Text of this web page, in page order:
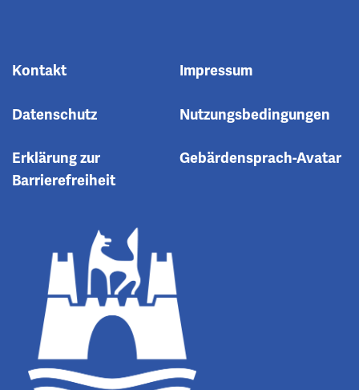
Kontakt Impressum
Datenschutz Nutzungsbedingungen
Erklärung zur
Barrierefreiheit
Gebärdensprach-Avatar